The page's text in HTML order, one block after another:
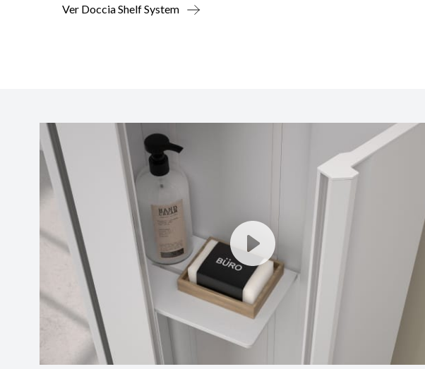
Ver Doccia Shelf System